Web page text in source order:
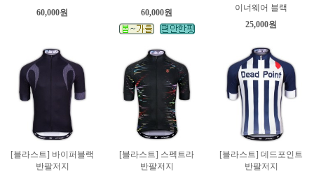
60,000원
60,000원
이너웨어 블랙
25,000원
[블라스트] 바이퍼블랙
반팔저지
[블라스트] 스펙트라
반팔저지
[블라스트] 데드포인트
반팔저지